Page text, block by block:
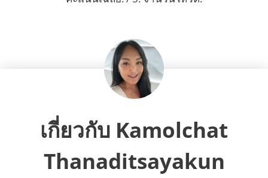
เกี่ยวกับ Kamolchat
Thanaditsayakun